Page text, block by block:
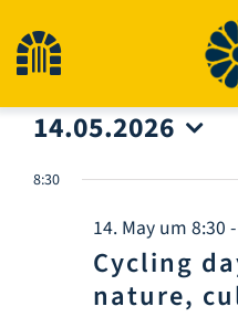
content
Toggle
Navigation
Home
14.05.2026
date.
8:30
14. May um 8:30 -
Cycling
nature,